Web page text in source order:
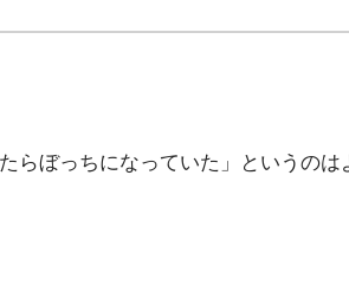
らぼっちになっていた」というのは